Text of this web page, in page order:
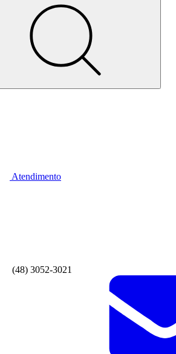
Atendimento
(48) 3052-3021